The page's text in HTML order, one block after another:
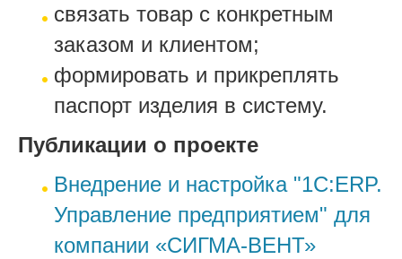
связать товар с конкретным
заказом и клиентом;
формировать и прикреплять
паспорт изделия в систему.
Публикации о проекте
Внедрение и настройка "1С:ERP.
Управление предприятием" для
компании «СИГМА-ВЕНТ»